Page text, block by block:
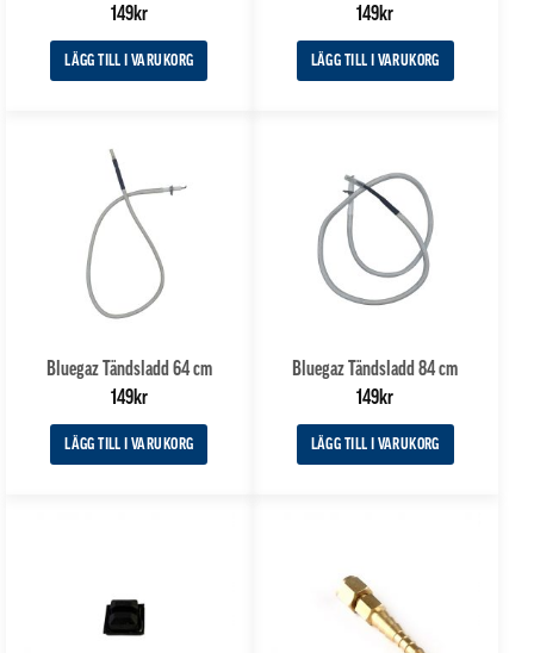
149kr
LÄGG TILL I VARUKORG
149kr
LÄGG TILL I VARUKORG
Bluegaz Tändsladd 64 cm
149kr
LÄGG TILL I VARUKORG
Bluegaz Tändsladd 84 cm
149kr
LÄGG TILL I VARUKORG